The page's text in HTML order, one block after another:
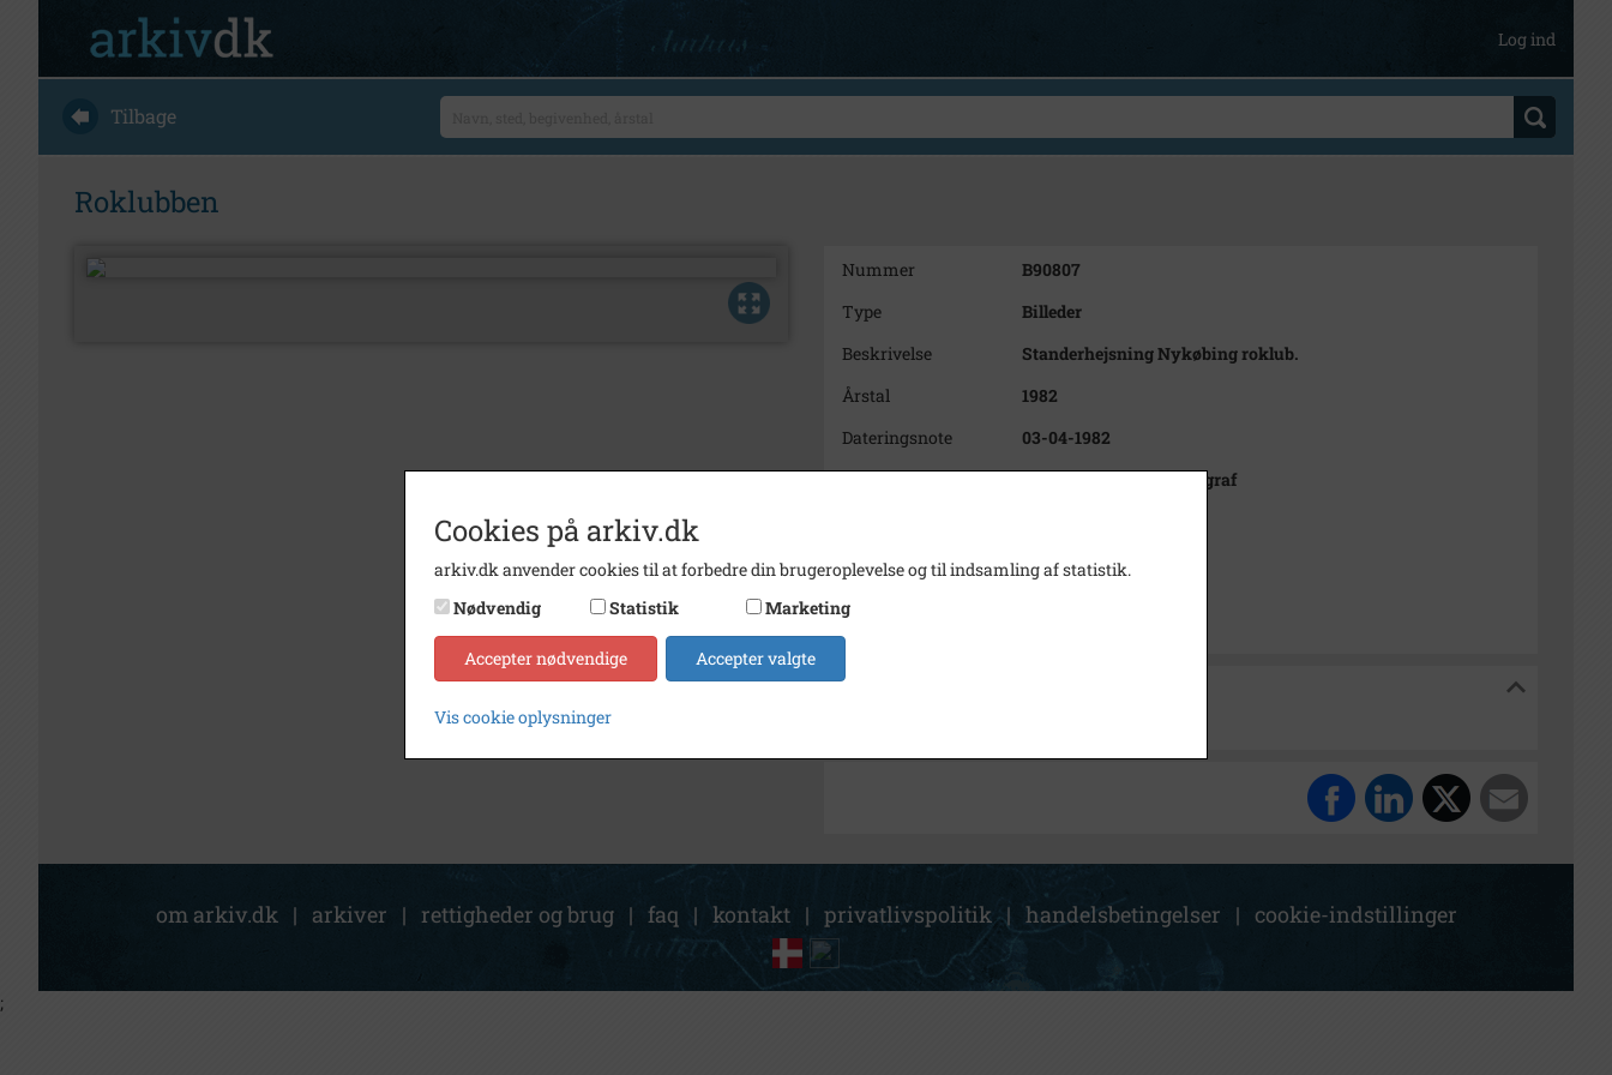
Log ind
Tilbage
Roklubben
Nummer
B90807
Type
Billeder
Beskrivelse
Standerhejsning Nykøbing roklub.
Årstal
1982
Dateringsnote
03-04-1982
Fotograf
Per Jensen - pressefotograf
Arkiv
Odsherred Lokalarkiv
Søg videre i Odsherred Lokalarkiv
om arkiv.dk | arkiver | rettigheder og brug | faq | kontakt | privatlivspolitik | handelsbetingelser | cookie-indstillinger
Cookies på arkiv.dk
arkiv.dk anvender cookies til at forbedre din brugeroplevelse og til indsamling af statistik.
Nødvendig
Statistik Marketing
Accepter nødvendige Accepter valgte
Vis cookie oplysninger
;